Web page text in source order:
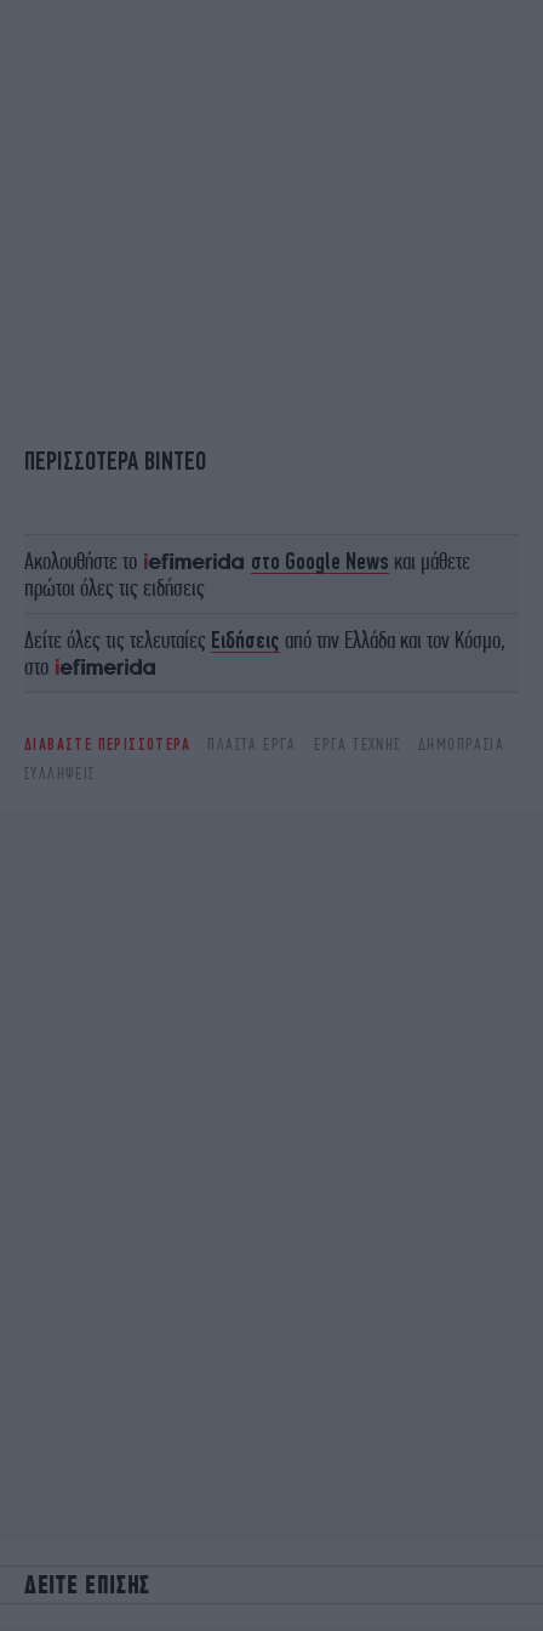
ΠΕΡΙΣΣΟΤΕΡΑ ΒΙΝΤΕΟ
Ακολουθήστε το στο Google News και μάθετε
πρώτοι όλες τις ειδήσεις
Δείτε όλες τις τελευταίες Ειδήσεις από την Ελλάδα και τον Κόσμο,
στο
ΔΙΑΒΑΣΤΕ ΠΕΡΙΣΣΟΤΕΡΑ ΠΛΑΣΤΆ ΈΡΓΑ ΈΡΓΑ ΤΈΧΝΗΣ
ΔΗΜΟΠΡΑΣΊΑ
ΣΥΛΛΉΨΕΙΣ
ΔΕΙΤΕ ΕΠΙΣΗΣ